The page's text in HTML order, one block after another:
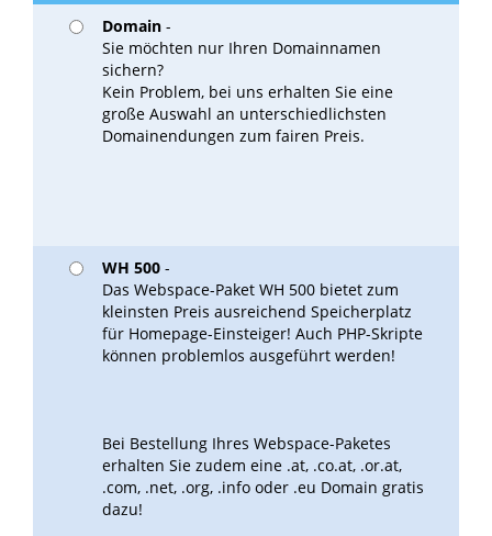
Domain -
Sie möchten nur Ihren Domainnamen
sichern?
Kein Problem, bei uns erhalten Sie eine
große Auswahl an unterschiedlichsten
Domainendungen zum fairen Preis.
WH 500 -
Das Webspace-Paket WH 500 bietet zum
kleinsten Preis ausreichend Speicherplatz
für Homepage-Einsteiger! Auch PHP-Skripte
können problemlos ausgeführt werden!
Bei Bestellung Ihres Webspace-Paketes
erhalten Sie zudem eine .at, .co.at, .or.at,
.com, .net, .org, .info oder .eu Domain gratis
dazu!